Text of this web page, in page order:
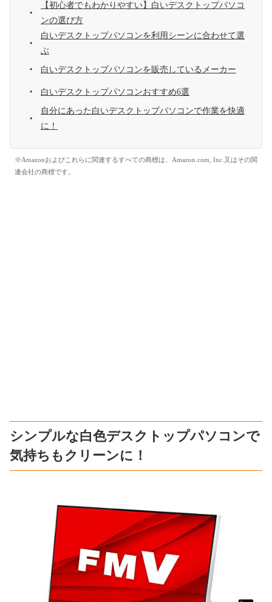
【初心者でもわかりやすい】白いデスクトップパソコ
ンの選び方
白いデスクトップパソコンを利用シーンに合わせて選
ぶ
白いデスクトップパソコンを販売しているメーカー
白いデスクトップパソコンおすすめ6選
自分にあった白いデスクトップパソコンで作業を快適
に！
※Amazonおよびこれらに関連するすべての商標は、Amazon.com, Inc.又はその関
連会社の商標です。
シンプルな白色デスクトップパソコンで
気持ちもクリーンに！